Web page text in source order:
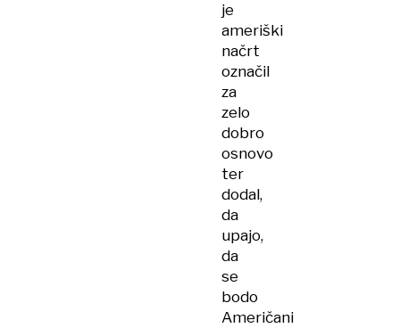
je
ameriški
načrt
označil
za
zelo
dobro
osnovo
ter
dodal,
da
upajo,
da
se
bodo
Američani